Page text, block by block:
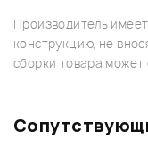
Производитель
конструкцию, не
сборки товара может